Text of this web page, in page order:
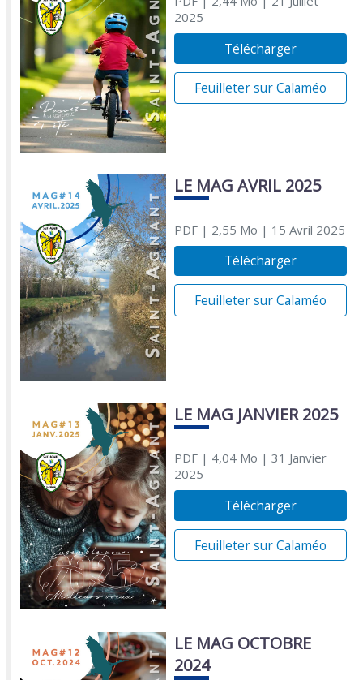
2025
Télécharger
Feuilleter sur Calaméo
LE MAG AVRIL 2025
PDF| 2,55 Mo | 15 Avril 2025
Télécharger
Feuilleter sur Calaméo
LE MAG JANVIER 2025
PDF| 4,04 Mo | 31 Janvier
2025
Télécharger
Feuilleter sur Calaméo
LE MAG OCTOBRE
2024